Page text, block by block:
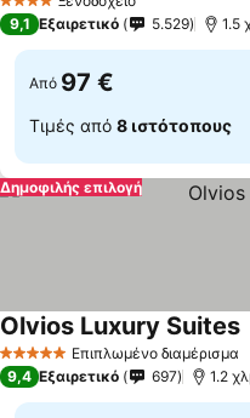
4 Αστέρια
9,1 Εξαιρετικό 5.529 1.5
Από 97 €
Τιμές από 8 ιστότοπους
Δημοφιλής επιλογή
5 Αστέρια Επιπλωμένο διαμέρισμα
Olvios Luxury Suites
9,4 Εξαιρετικό 697 1.2